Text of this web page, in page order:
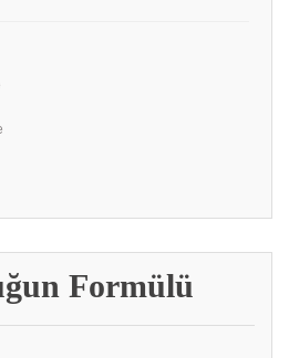
Formülü